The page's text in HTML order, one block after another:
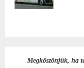
Megköszönjük, ha